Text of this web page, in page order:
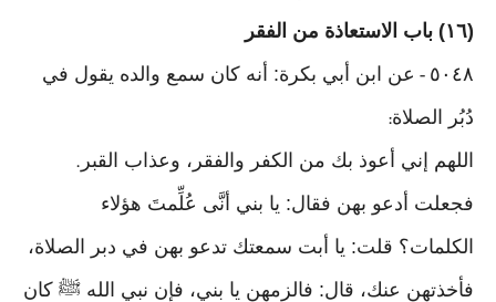
(١٦) باب الاستعاذة من الفقر
٥٠٤٨ - عن ابن أبي بكرة: أنه كان سمع والده يقول في
دُبُر الصلاة:
اللهم إني أعوذ بك من الكفر والفقر، وعذاب القبر .
فجعلت أدعو بهن فقال: يا بني أنَّى عُلِّمتَ هؤلاء
الكلمات؟ قلت: يا أبت سمعتك تدعو بهن في دبر الصلاة،
فأخذتهن عنك، قال: فالزمهن يا بني، فإِن نبي الله ﷺ كان